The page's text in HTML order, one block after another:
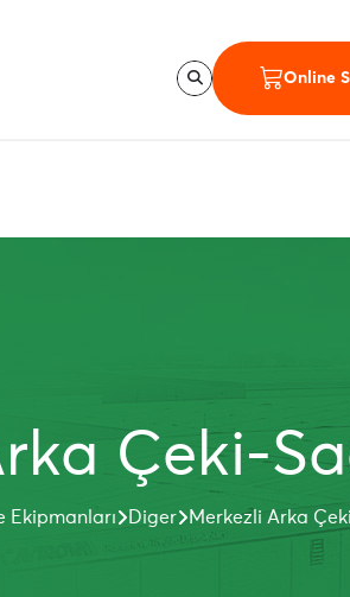
Online
Çeki-
Ekipmanları Diger Merkezli Arka